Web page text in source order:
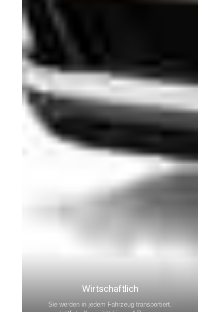
Wirtschaftlich
Sie werden in jedem Fahrzeug transportiert.